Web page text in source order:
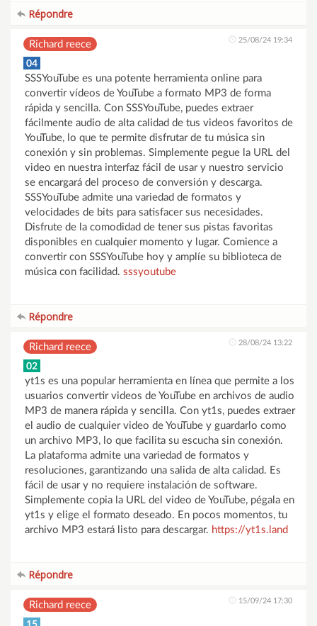
Répondre
Richard reece 25/08/24 19:34
04
SSSYouTube es una potente herramienta online para
convertir vídeos de YouTube a formato MP3 de forma
rápida y sencilla. Con SSSYouTube, puedes extraer
fácilmente audio de alta calidad de tus videos favoritos de
YouTube, lo que te permite disfrutar de tu música sin
conexión y sin problemas. Simplemente pegue la URL del
video en nuestra interfaz fácil de usar y nuestro servicio
se encargará del proceso de conversión y descarga.
SSSYouTube admite una variedad de formatos y
velocidades de bits para satisfacer sus necesidades.
Disfrute de la comodidad de tener sus pistas favoritas
disponibles en cualquier momento y lugar. Comience a
convertir con SSSYouTube hoy y amplíe su biblioteca de
música con facilidad. sssyoutube
Répondre
Richard reece 28/08/24 13:22
02
yt1s es una popular herramienta en línea que permite a los
usuarios convertir videos de YouTube en archivos de audio
MP3 de manera rápida y sencilla. Con yt1s, puedes extraer
el audio de cualquier video de YouTube y guardarlo como
un archivo MP3, lo que facilita su escucha sin conexión.
La plataforma admite una variedad de formatos y
resoluciones, garantizando una salida de alta calidad. Es
fácil de usar y no requiere instalación de software.
Simplemente copia la URL del video de YouTube, pégala en
yt1s y elige el formato deseado. En pocos momentos, tu
archivo MP3 estará listo para descargar. https://yt1s.land
Répondre
Richard reece 15/09/24 17:30